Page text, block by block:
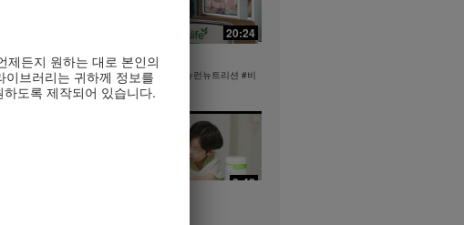
제든지 원하는 대로 본인의
브러리는 귀하께 정보를
도록 제작되어 있습니다.
& 명절을 준비하는
& 명절을 준비하는 자세
알로에 #유산균
20:24
빠를수록 좋은!
빠를수록 좋은! #뉴런뉴트리션 #비
타민B
0:42